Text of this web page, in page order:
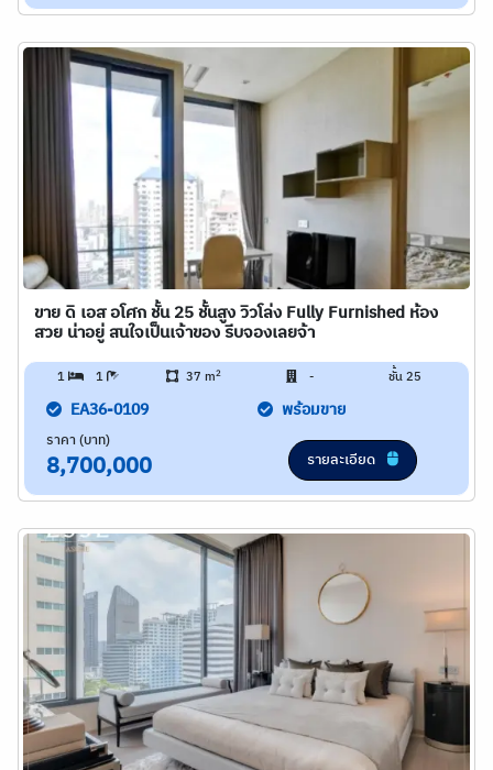
ขาย ดิ เอส อโศก ชั้น 25 ชั้นสูง วิวโล่ง Fully Furnished ห้อง
สวย น่าอยู่ สนใจเป็นเจ้าของ รีบจองเลยจ้า
1 1 37 m2 - ชั้น 25
EA36-0109 พร้อมขาย
ราคา (บาท)
8,700,000 รายละเอียด